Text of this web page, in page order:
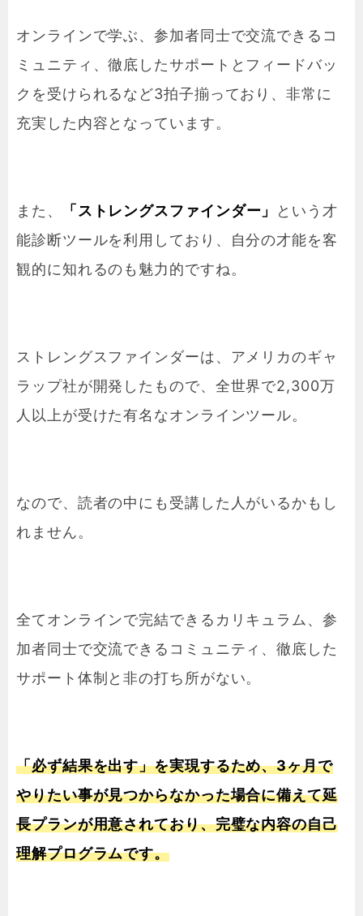
オンラインで学ぶ、参加者同士で交流できるコ
ミュニティ、徹底したサポートとフィードバッ
クを受けられるなど3拍子揃っており、非常に
充実した内容となっています。
また、 「ストレングスファインダー」
という才
能診断ツールを利用しており、自分の才能を客
観的に知れるのも魅力的ですね。
ストレングスファインダーは、アメリカのギャ
ラップ社が開発したもので、全世界で2,300万
人以上が受けた有名なオンラインツール。
なので、読者の中にも受講した人がいるかもし
れません。
全てオンラインで完結できるカリキュラム、参
加者同士で交流できるコミュニティ、徹底した
サポート体制と非の打ち所がない。
「必ず結果を出す」を実現するため、3ヶ月で
やりたい事が見つからなかった場合に備えて延
長プランが用意されており、完璧な内容の自己
理解プログラムです。